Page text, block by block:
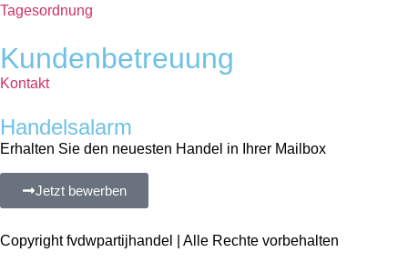
Tagesordnung
Kundenbetreuung
Kontakt
Handelsalarm
Erhalten Sie den neuesten Handel in Ihrer Mailbox
Jetzt bewerben
Copyright fvdwpartijhandel | Alle Rechte vorbehalten